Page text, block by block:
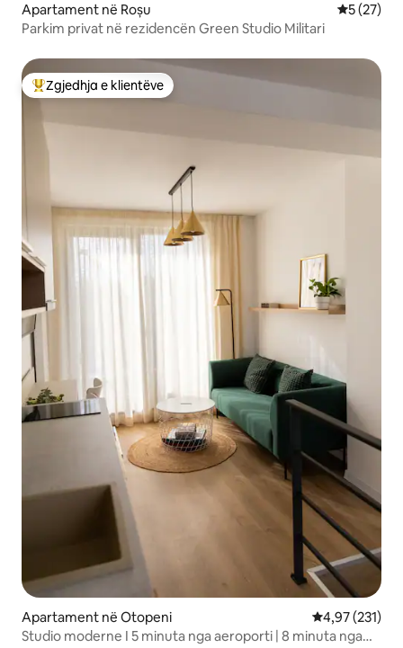
Apartament në Roșu Vlerësimi
5 (27)
Parkim privat në rezidencën Green Studio Militari
Më të mirat e zgjedhjeve të klientëve
Zgjedhja e klientëve
Apartament në Otopeni Vlerësimi
4,97 (231)
Studio moderne I 5 minuta nga aeroporti | 8 minuta nga